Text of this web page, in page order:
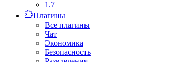
1.7
Плагины
Все плагины
Чат
Экономика
Безопасность